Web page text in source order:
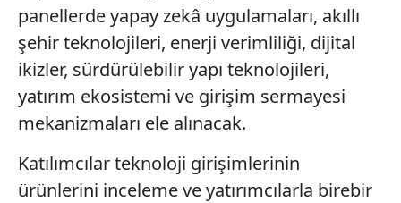
panellerde yapay zekâ uygulamaları, akıllı
şehir teknolojileri, enerji verimliliği, dijital
ikizler, sürdürülebilir yapı teknolojileri,
yatırım ekosistemi ve girişim sermayesi
mekanizmaları ele alınacak.
Katılımcılar teknoloji girişimlerinin
ürünlerini inceleme ve yatırımcılarla birebir